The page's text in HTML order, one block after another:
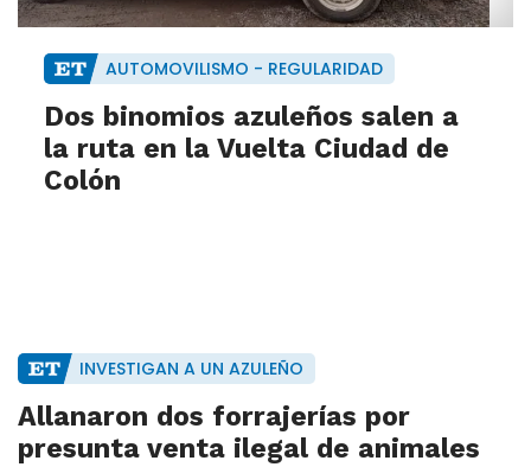
AUTOMOVILISMO - REGULARIDAD
Dos binomios azuleños salen a
la ruta en la Vuelta Ciudad de
Colón
INVESTIGAN A UN AZULEÑO
Allanaron dos forrajerías por
presunta venta ilegal de animales